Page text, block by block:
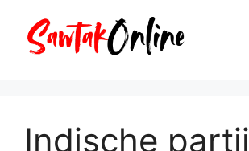
Indische partij